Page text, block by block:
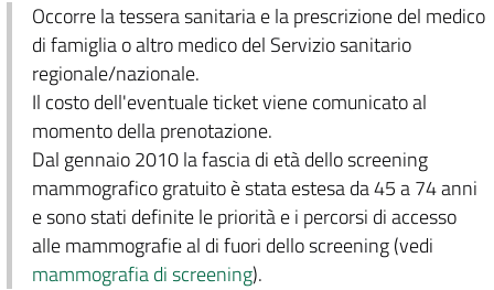
Occorre la tessera sanitaria e la prescrizione del medico
di famiglia o altro medico del Servizio sanitario
regionale/nazionale.
Il costo dell'eventuale ticket viene comunicato al
momento della prenotazione.
Dal gennaio 2010 la fascia di età dello screening
mammografico gratuito è stata estesa da 45 a 74 anni
e sono stati definite le priorità e i percorsi di accesso
alle mammografie al di fuori dello screening (vedi
mammografia di screening).